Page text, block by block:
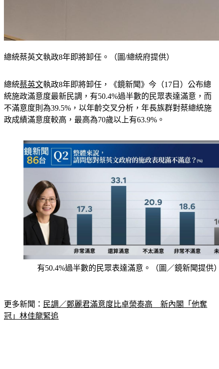
總統蔡英文執政8年即將卸任。（圖/總統府提供）
總統蔡英文執政8年即將卸任，《鏡新聞》今（17日）公布總
統施政滿意度最新民調，有50.4%過半數的民眾表達滿意，而
不滿意度則為39.5%，以年齡交叉分析，年長族群對蔡總統施
政成績滿意度較高，最高為70歲以上有63.9%。
有50.4%過半數的民眾表達滿意。（圖／鏡新聞提供
更多新聞： 民調／鄭麗君滿意度比卓榮泰高　新內閣「他奪
冠」林佳龍緊追